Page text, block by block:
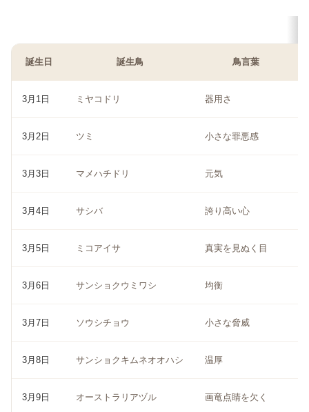
誕生日 誕生鳥 鳥言葉
3月1日 ミヤコドリ 器用さ
3月2日 ツミ 小さな罪悪感
3月3日 マメハチドリ 元気
3月4日 サシバ 誇り高い心
3月5日 ミコアイサ 真実を見ぬく目
3月6日 サンショクウミワシ 均衡
3月7日 ソウシチョウ 小さな脅威
3月8日 サンショクキムネオオハシ 温厚
3月9日 オーストラリアヅル 画竜点睛を欠く